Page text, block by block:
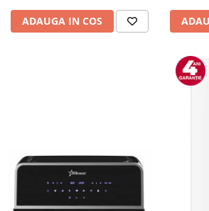
Camere auto
Baterii
Console & Jocuri
Accesorii console & PC
Birouri gaming
ADAUGA IN COS